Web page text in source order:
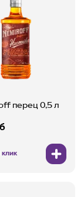
перец 0,5 л
клик